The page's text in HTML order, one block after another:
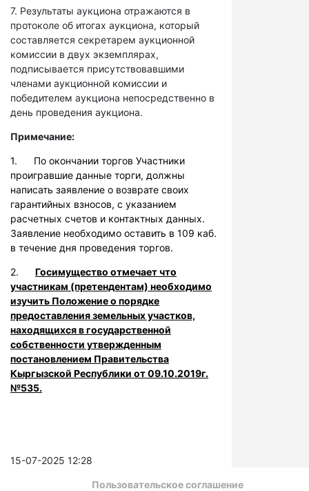
7. Результаты аукциона отражаются в
протоколе об итогах аукциона, который
составляется секретарем аукционной
комиссии в двух экземплярах,
подписывается присутствовавшими
членами аукционной комиссии и
победителем аукциона непосредственно в
день проведения аукциона.
Примечание:
1. По окончании торгов Участники
проигравшие данные торги, должны
написать заявление о возврате своих
гарантийных взносов, с указанием
расчетных счетов и контактных данных.
Заявление необходимо оставить в 109 каб.
в течение дня проведения торгов.
2. Госимущество отмечает что
участникам (претендентам) необходимо
изучить Положение о порядке
предоставления земельных участков,
находящихся в государственной
собственности утвержденным
постановлением Правительства
Кыргызской Республики от 09.10.2019г.
№535.
15-07-2025 12:28
Пользовательское соглашение